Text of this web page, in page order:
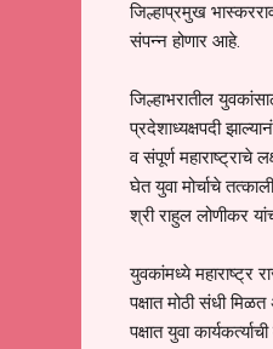
जिल्हाप्रमुख
संपन्न होणार आहे.
जिल्हाभरातील
प्रदेशाध्यक्षपदी
व संपूर्ण
घेत युवा मोर्चाचे
श्री राहुल लोणीकर
युवकांमध्ये महाराष्ट्र
पक्षात मोठी संधी
पक्षात युवा